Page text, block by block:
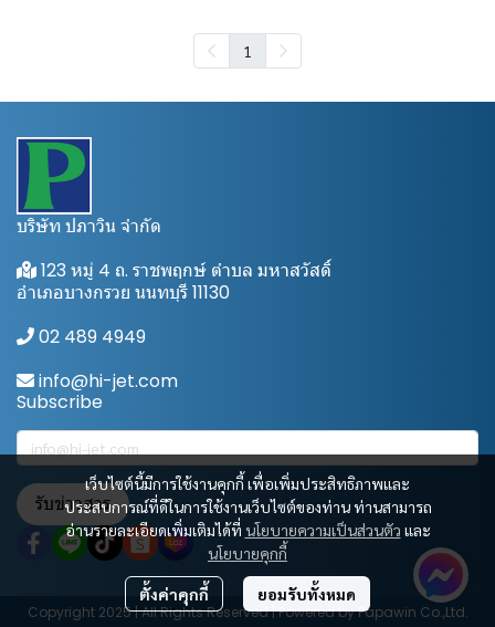
1
เว็บไซต์นี้มีการใช้งานคุกกี้ เพื่อเพิ่มประสิทธิภาพและ
ประสบการณ์ที่ดีในการใช้งานเว็บไซต์ของท่าน ท่านสามารถ
อ่านรายละเอียดเพิ่มเติมได้ที่ นโยบายความเป็นส่วนตัว และ
นโยบายคุกกี้
ตั้งค่าคุกกี้ ยอมรับทั้งหมด
บริษัท ปภาวิน จำกัด
123 หมู่ 4 ถ. ราชพฤกษ์ ตำบล มหาสวัสดิ์
อำเภอบางกรวย นนทบุรี 11130
02 489 4949
info@hi-jet.com
Subscribe
รับข่าวสาร
Copyright 2025 | All Rights Reserved | Powered by Papawin Co.,Ltd.